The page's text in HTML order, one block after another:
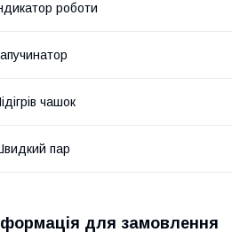
роботи
чашок
пар
для замовлення